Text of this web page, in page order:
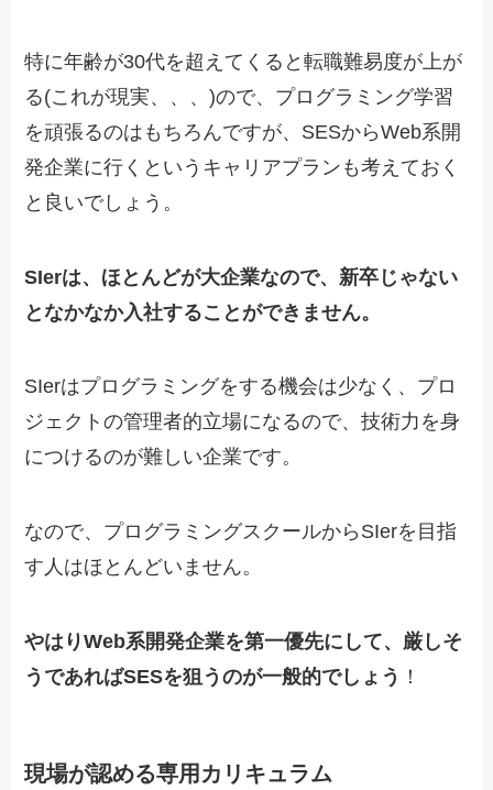
特に年齢が30代を超えてくると転職難易度が上が
る(これが現実、、、)ので、プログラミング学習
を頑張るのはもちろんですが、SESからWeb系開
発企業に行くというキャリアプランも考えておく
と良いでしょう。
SIerは、ほとんどが大企業なので、新卒じゃない
となかなか入社することができません。
SIerはプログラミングをする機会は少なく、プロ
ジェクトの管理者的立場になるので、技術力を身
につけるのが難しい企業です。
なので、プログラミングスクールからSIerを目指
す人はほとんどいません。
やはりWeb系開発企業を第一優先にして、厳しそ
うであればSESを狙うのが一般的でしょう ！
現場が認める専用カリキュラム